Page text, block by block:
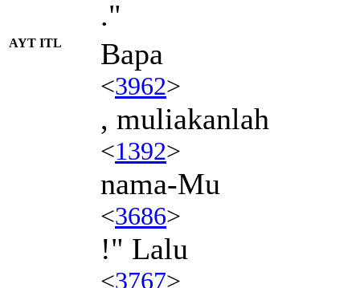
."
AYT ITL Bapa
<3962>
, muliakanlah
<1392>
nama-Mu
<3686>
!" Lalu
<3767>